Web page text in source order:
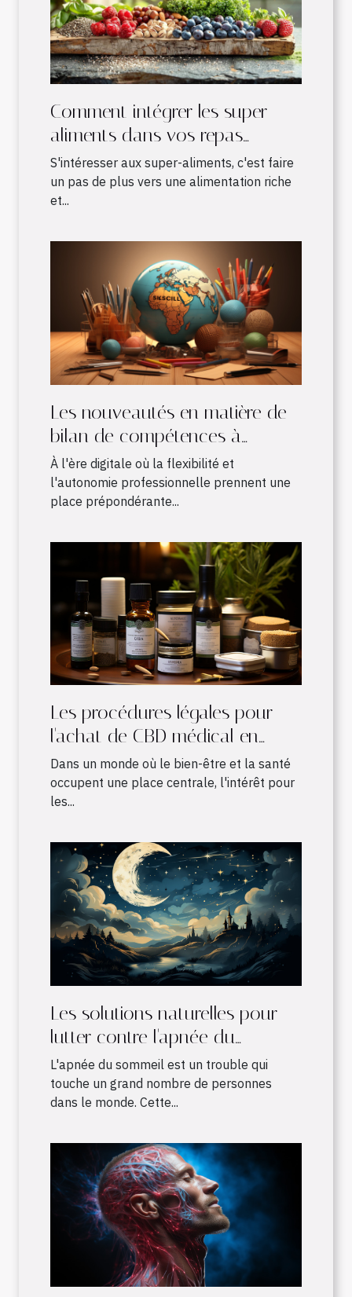
Comment intégrer les super-
aliments dans vos repas
quotidiens
S'intéresser aux super-aliments, c'est faire
un pas de plus vers une alimentation riche
et...
Les nouveautés en matière de
bilan de compétences à
distance : avantages et
fonctionnement
À l'ère digitale où la flexibilité et
l'autonomie professionnelle prennent une
place prépondérante...
Les procédures légales pour
l'achat de CBD médical en
France
Dans un monde où le bien-être et la santé
occupent une place centrale, l'intérêt pour
les...
Les solutions naturelles pour
lutter contre l'apnée du
sommeil
L'apnée du sommeil est un trouble qui
touche un grand nombre de personnes
dans le monde. Cette...